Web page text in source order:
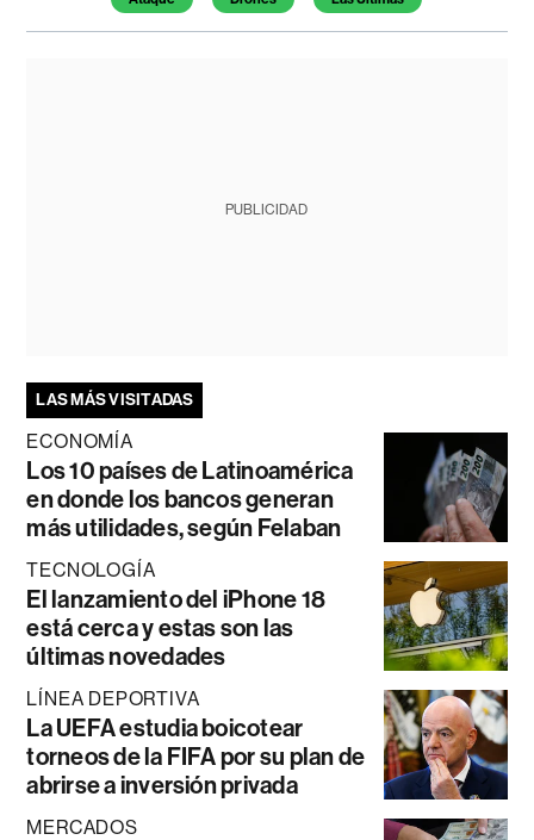
PUBLICIDAD
LAS MÁS VISITADAS
ECONOMÍA
Los 10 países de Latinoamérica
en donde los bancos generan
más utilidades, según Felaban
TECNOLOGÍA
El lanzamiento del iPhone 18
está cerca y estas son las
últimas novedades
LÍNEA DEPORTIVA
La UEFA estudia boicotear
torneos de la FIFA por su plan de
abrirse a inversión privada
MERCADOS